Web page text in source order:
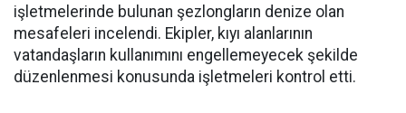
işletmelerinde bulunan şezlongların denize olan
mesafeleri incelendi. Ekipler, kıyı alanlarının
vatandaşların kullanımını engellemeyecek şekilde
düzenlenmesi konusunda işletmeleri kontrol etti.